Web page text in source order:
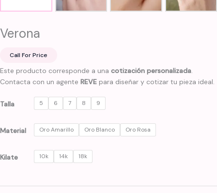
Verona
Call For Price
Este producto corresponde a una cotización personalizada.
Contacta con un agente REVE para diseñar y cotizar tu pieza ideal.
Talla 5 6 7 8 9
Material Oro Amarillo Oro Blanco Oro Rosa
Kilate 10k 14k 18k